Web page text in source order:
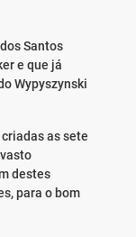
Santos
e que já
Wypyszynski
as sete
destes
para o bom